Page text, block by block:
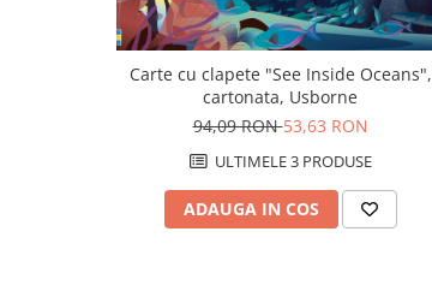
Carte cu clapete "See Inside Oceans",
cartonata, Usborne
94,09 RON53,63 RON
ULTIMELE 3 PRODUSE
ADAUGA IN COS